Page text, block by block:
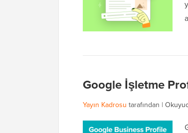
Google İşletme
Yayın Kadrosu tarafından |